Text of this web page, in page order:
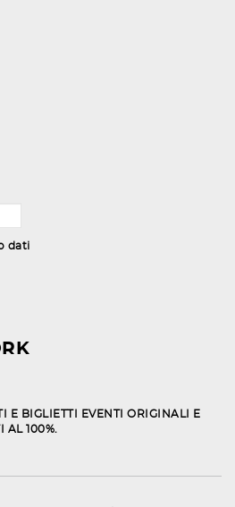
dati
E BIGLIETTI EVENTI ORIGINALI E
AL 100%.